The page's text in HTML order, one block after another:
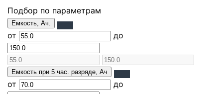
Подбор по параметрам
Емкость, Ач.
от до
Емкость при 5 час. разряде, Ач
от до